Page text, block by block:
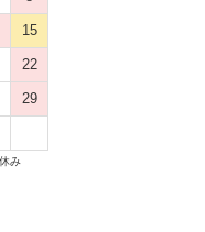
15
22
29
み